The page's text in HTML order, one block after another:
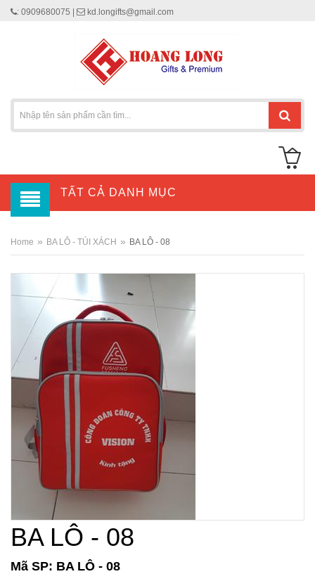
: 0909680075 | kd.longifts@gmail.com
TẤT CẢ DANH MỤC
Home » BA LÔ - TÚI XÁCH » BA LÔ - 08
BA LÔ - 08
Mã SP: BA LÔ - 08